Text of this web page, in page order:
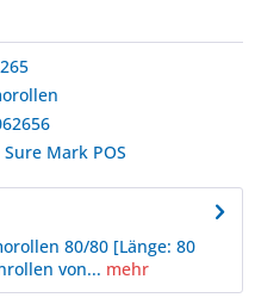
Sure Mark POS
80/80 [Länge: 80
von... mehr